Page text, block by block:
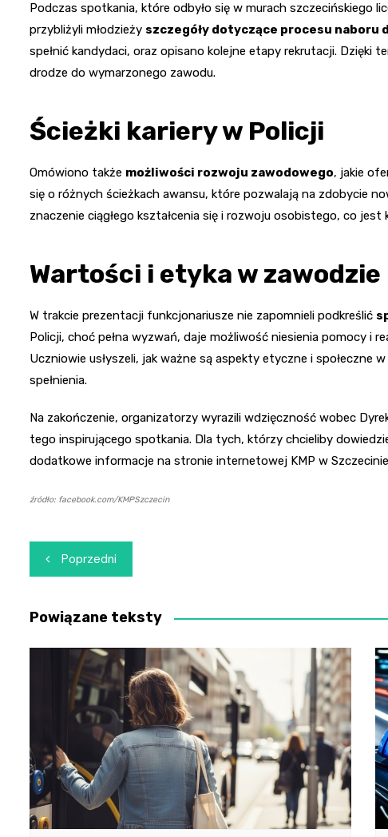
Podczas spotkania, które odbyło się w murach szczecińskiego
przybliżyli młodzieży szczegóły dotyczące procesu naboru
spełnić kandydaci, oraz opisano kolejne etapy rekrutacji. Dzięki
drodze do wymarzonego zawodu.
Ścieżki kariery w Policji
Omówiono także możliwości rozwoju zawodowego, jakie
się o różnych ścieżkach awansu, które pozwalają na zdobycie
znaczenie ciągłego kształcenia się i rozwoju osobistego, co
Wartości i etyka w
W trakcie prezentacji funkcjonariusze nie zapomnieli podkreślić
Policji, choć pełna wyzwań, daje możliwość niesienia pomocy i
Uczniowie usłyszeli, jak ważne są aspekty etyczne i
spełnienia.
Na zakończenie, organizatorzy wyrazili wdzięczność wobec
tego inspirującego spotkania. Dla tych, którzy chcieliby
dodatkowe informacje na stronie internetowej KMP w
źródło: facebook.com/KMPSzczecin
Nawigacja
wpisu
Poprzedni
Powiązane teksty